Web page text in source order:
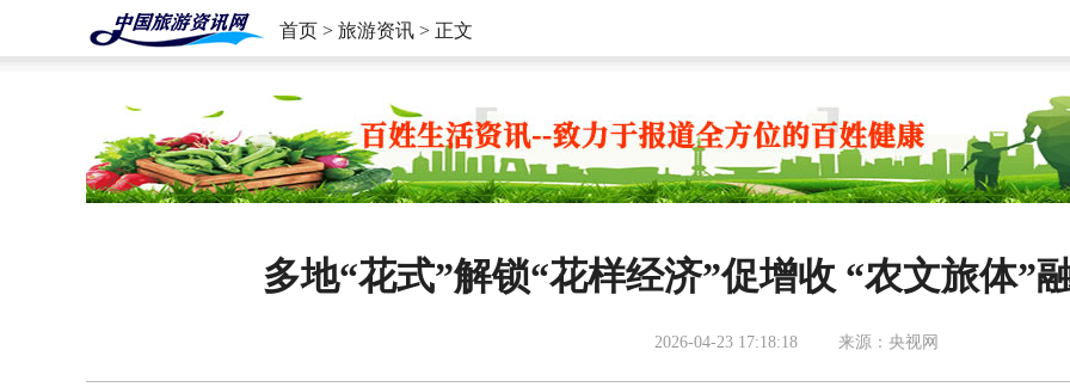
首页 > 旅游资讯 > 正文
多地“花式”解锁“花样经济”促增收 “农文旅体”
2026-04-23 17:18:18 来源：央视网